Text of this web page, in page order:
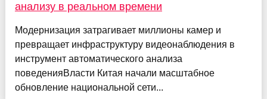
анализу в реальном времени
Модернизация затрагивает миллионы камер и
превращает инфраструктуру видеонаблюдения в
инструмент автоматического анализа
поведенияВласти Китая начали масштабное
обновление национальной сети...